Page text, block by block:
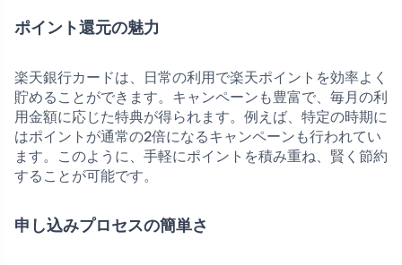
ポイント還元の魅力
楽天銀行カードは、日常の利用で楽天ポイントを効率よく
貯めることができます。キャンペーンも豊富で、毎月の利
用金額に応じた特典が得られます。例えば、特定の時期に
はポイントが通常の2倍になるキャンペーンも行われてい
ます。このように、手軽にポイントを積み重ね、賢く節約
することが可能です。
申し込みプロセスの簡単さ